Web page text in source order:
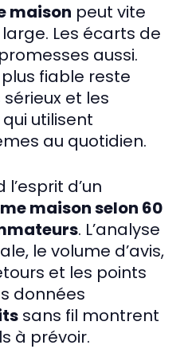
maison peut vite
Les écarts de
aussi.
fiable reste
et les
utilisent
au quotidien.
d’un
maison selon 60
. L’analyse
le volume d’avis,
et les points
données
sans fil montrent
à prévoir.